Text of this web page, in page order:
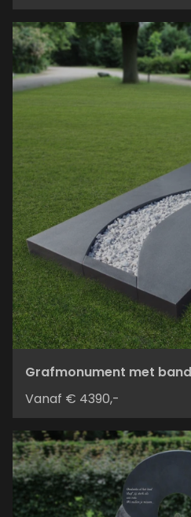
Grafmonument met band
Vanaf € 4390,-